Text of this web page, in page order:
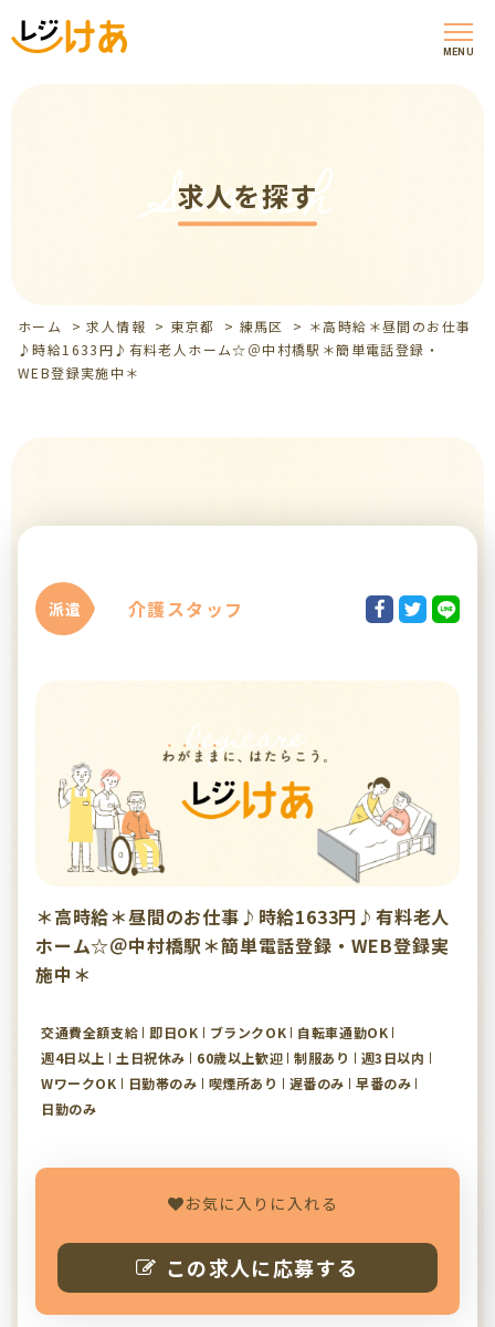
MENU
求人を探す
Search
ホーム >求人情報 > 東京都 > 練馬区 > ＊高時給＊昼間のお仕事
♪時給1633円♪有料老人ホーム☆＠中村橋駅＊簡単電話登録・
WEB登録実施中＊
派遣 介護スタッフ
＊高時給＊昼間のお仕事♪時給1633円♪有料老人
ホーム☆＠中村橋駅＊簡単電話登録・WEB登録実
施中＊
交通費全額支給 即日OK ブランクOK
自転車通勤OK
週4日以上
土日祝休み 60歳以上歓迎 制服あり
週3日以内
WワークOK
日勤帯のみ 喫煙所あり 遅番のみ
早番のみ
日勤のみ
お気に入りに入れる
この求人に応募する